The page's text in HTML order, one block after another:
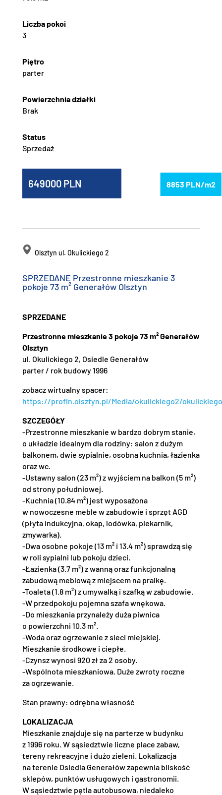
3
parter
Brak
Sprzedaż
649000 8853
Olsztyn ul. Okulickiego 2
SPRZEDANE Przestronne mieszkanie 3
pokoje 73 m² Generałów Olsztyn
SPRZEDANE
Przestronne mieszkanie 3 pokoje 73 m² Generałów
Olsztyn
ul. Okulickiego 2, Osiedle Generałów
parter / rok budowy 1996
zobacz wirtualny spacer:
https://profin.olsztyn.pl/Media/okulickiego2/
SZCZEGÓŁY
-Przestronne mieszkanie w bardzo dobrym stanie,
o układzie idealnym dla rodziny: salon z dużym
balkonem, dwie sypialnie, osobna kuchnia, łazienka
oraz wc.
-Ustawny salon (23 m²) z wyjściem na balkon (5 m²)
od strony południowej.
-Kuchnia (10.84 m²) jest wyposażona
w nowoczesne meble w zabudowie i sprzęt AGD
(płyta indukcyjna, okap, lodówka, piekarnik,
zmywarka).
-Dwa osobne pokoje (13 m² i 13.4 m²) sprawdzą się
w roli sypialni lub pokoju dzieci.
-Łazienka (3.7 m²) z wanną oraz funkcjonalną
zabudową meblową z miejscem na pralkę.
-Toaleta (1.8 m²) z umywalką i szafką w zabudowie.
-W przedpokoju pojemna szafa wnękowa.
-Do mieszkania przynależy duża piwnica
o powierzchni 10.3 m².
-Woda oraz ogrzewanie z sieci miejskiej.
Mieszkanie środkowe i ciepłe.
-Czynsz wynosi 920 zł za 2 osoby.
-Wspólnota mieszkaniowa. Duże zwroty roczne
za ogrzewanie.
Stan prawny: odrębna własność
LOKALIZACJA
Mieszkanie znajduje się na parterze w budynku
z 1996 roku. W sąsiedztwie liczne place zabaw,
tereny rekreacyjne i dużo zieleni. Lokalizacja
na terenie Osiedla Generałów zapewnia bliskość
sklepów, punktów usługowych i gastronomii.
W sąsiedztwie pętla autobusowa, niedaleko